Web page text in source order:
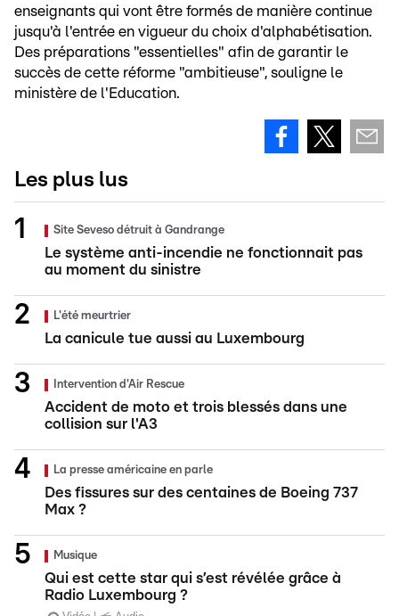
enseignants qui vont être formés de manière continue
jusqu'à l'entrée en vigueur du choix d'alphabétisation.
Des préparations "essentielles" afin de garantir le
succès de cette réforme "ambitieuse", souligne le
ministère de l'Education.
Les plus lus
Site Seveso détruit à Gandrange
Le système anti-incendie ne fonctionnait pas
au moment du sinistre
L'été meurtrier
La canicule tue aussi au Luxembourg
Intervention d'Air Rescue
Accident de moto et trois blessés dans une
collision sur l'A3
La presse américaine en parle
Des fissures sur des centaines de Boeing 737
Max ?
Musique
Qui est cette star qui s’est révélée grâce à
Radio Luxembourg ?